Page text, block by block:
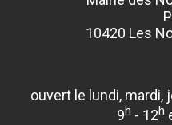
10420 Les
ouvert le lundi, mardi,
9h - 12h